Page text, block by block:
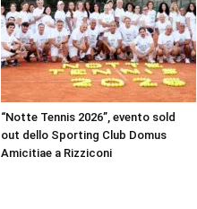
“Notte Tennis 2026”, evento sold
out dello Sporting Club Domus
Amicitiae a Rizziconi